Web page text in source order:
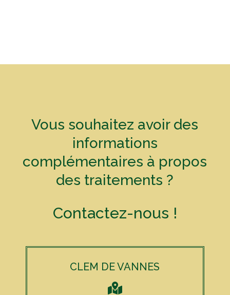
Vous souhaitez avoir des
informations
complémentaires à propos
des traitements ?
Contactez-nous !
CLEM DE VANNES
